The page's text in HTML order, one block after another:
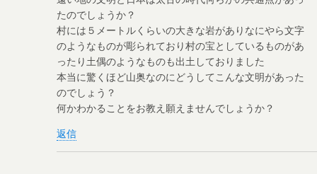
たのでしょうか？
村には５メートルくらいの大きな岩がありなにやら文字
のようなものが彫られており村の宝としているものがあ
ったり土偶のようなものも出土しておりました
本当に驚くほど山奥なのにどうしてこんな文明があった
のでしょう？
何かわかることをお教え願えませんでしょうか？
返信